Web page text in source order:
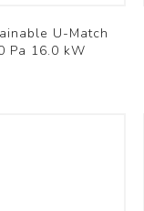
U-Match
Pa 16.0 kW